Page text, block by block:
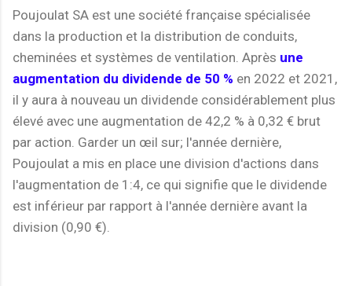
Poujoulat SA est une société française spécialisée
dans la production et la distribution de conduits,
cheminées et systèmes de ventilation. Après une
augmentation du dividende de 50 % en 2022 et 2021,
il y aura à nouveau un dividende considérablement plus
élevé avec une augmentation de 42,2 % à 0,32 € brut
par action. Garder un œil sur; l'année dernière,
Poujoulat a mis en place une division d'actions dans
l'augmentation de 1:4, ce qui signifie que le dividende
est inférieur par rapport à l'année dernière avant la
division (0,90 €).